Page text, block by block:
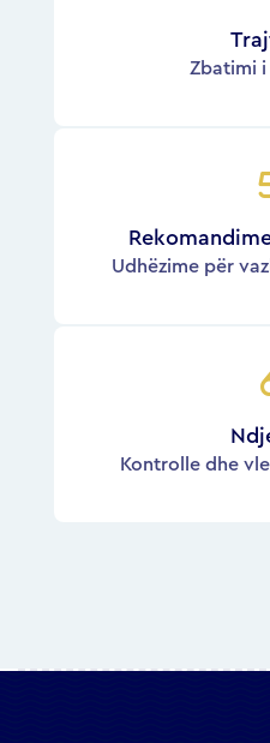
Zbatimi i
Udhëzime për
Kontrolle dhe